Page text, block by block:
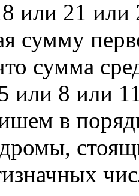
или 21
сумму
сумма
или 8 или
в